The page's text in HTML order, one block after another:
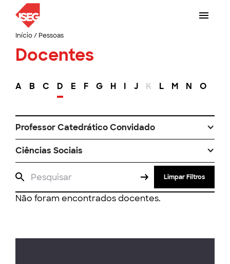
Início/ Pessoas
Docentes
A B C D E F G H I J K L M N O
Professor Catedrático Convidado
Ciências Sociais
Limpar Filtros
Não foram encontrados docentes.